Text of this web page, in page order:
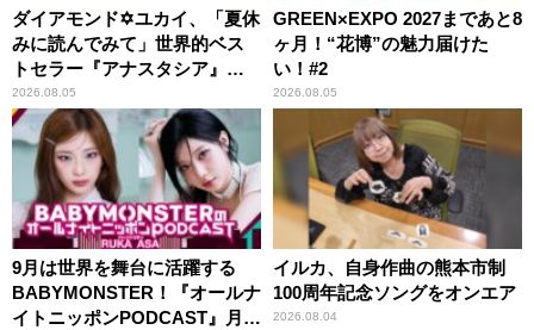
ダイアモンド✡ユカイ、「夏休
みに読んでみて」世界的ベス
トセラー『アナスタシア』を
紹介
2026.08.05
GREEN×EXPO 2027まであと8
ヶ月！“花博”の魅力届けた
い！#2
2026.08.05
9月は世界を舞台に活躍する
BABYMONSTER！『オールナ
イトニッポンPODCAST』月替
イルカ、自身作曲の熊本市制
100周年記念ソングをオンエア
2026.08.04